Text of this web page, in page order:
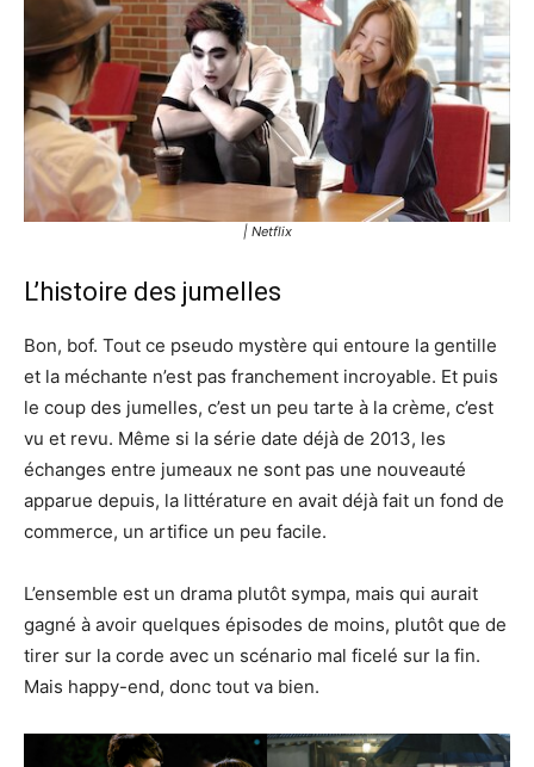
| Netflix
L’histoire des jumelles
Bon, bof. Tout ce pseudo mystère qui entoure la gentille
et la méchante n’est pas franchement incroyable. Et puis
le coup des jumelles, c’est un peu tarte à la crème, c’est
vu et revu. Même si la série date déjà de 2013, les
échanges entre jumeaux ne sont pas une nouveauté
apparue depuis, la littérature en avait déjà fait un fond de
commerce, un artifice un peu facile.
L’ensemble est un drama plutôt sympa, mais qui aurait
gagné à avoir quelques épisodes de moins, plutôt que de
tirer sur la corde avec un scénario mal ficelé sur la fin.
Mais happy-end, donc tout va bien.